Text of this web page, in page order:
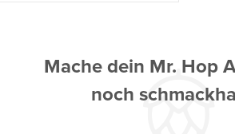
Mache dein Mr. Hop
noch